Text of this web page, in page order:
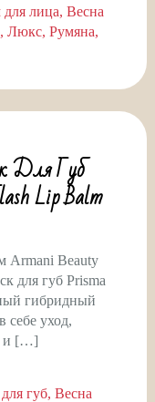
для лица Весна
Люкс Румяна
Для Губ
Lip Balm
Armani Beauty
для губ Prisma
гибридный
себе уход,
и […]
губ Весна